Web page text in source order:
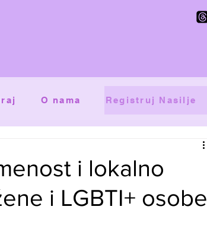
O nama Registruj Nasilje
i lokalno
i LGBTI+ osobe